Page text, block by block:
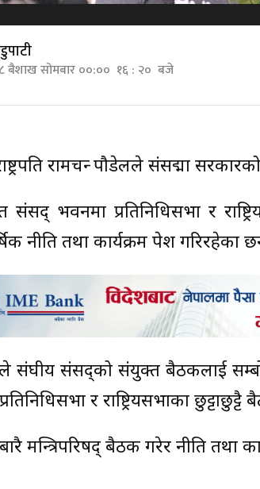
बैशाख सोमबार ००:०० १६ : २० बजे
रामचन्द्र पौडेलले संसद्मा
संसद् भवनमा प्रतिनिधिसभा र
नीति तथा कार्यक्रम पेश गरिरहेका
संघीय संसद्को संयुक्त बैठकलाई
र राष्ट्रियसभाका
मन्त्रिपरिषद् बैठक गरेर नीति तथा